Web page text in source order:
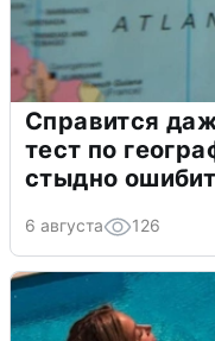
Справится
тест по
стыдно
6 августа 126